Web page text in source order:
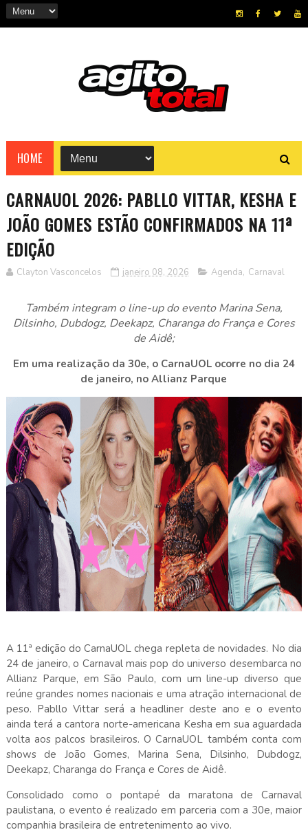
HOME
CARNAUOL 2026: PABLLO VITTAR, KESHA E
JOÃO GOMES ESTÃO CONFIRMADOS NA 11ª
EDIÇÃO
Clayton Vasconcelos janeiro 08, 2026 Agenda, Carnaval
Também integram o line-up do evento Marina Sena,
Dilsinho, Dubdogz, Deekapz, Charanga do França e Cores
de Aidê;
Em uma realização da 30e, o CarnaUOL ocorre no dia 24
de janeiro, no Allianz Parque
A 11ª edição do CarnaUOL chega repleta de novidades. No dia
24 de janeiro, o Carnaval mais pop do universo desembarca no
Allianz Parque, em São Paulo, com um line-up diverso que
reúne grandes nomes nacionais e uma atração internacional de
peso. Pabllo Vittar será a headliner deste ano e o evento
ainda terá a cantora norte-americana Kesha em sua aguardada
volta aos palcos brasileiros. O CarnaUOL também conta com
shows de João Gomes, Marina Sena, Dilsinho, Dubdogz,
Deekapz, Charanga do França e Cores de Aidê.
Consolidado como o pontapé da maratona de Carnaval
paulistana, o evento é realizado em parceria com a 30e, maior
companhia brasileira de entretenimento ao vivo.